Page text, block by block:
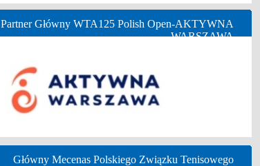
Partner Główny WTA125 Polish Open-AKTYWNA
WARSZAWA
Główny Mecenas Polskiego Związku Tenisowego